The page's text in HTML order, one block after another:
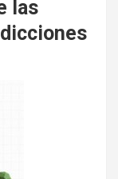
las